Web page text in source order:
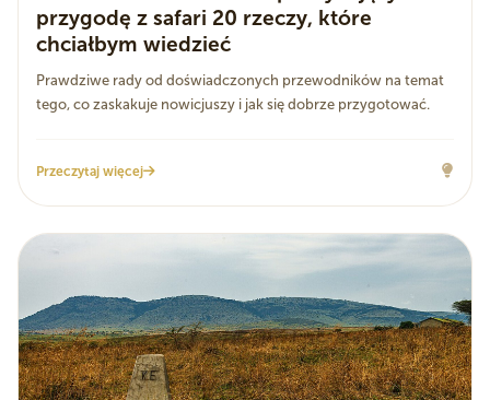
przygodę z safari 20 rzeczy, które
chciałbym wiedzieć
Prawdziwe rady od doświadczonych przewodników na temat
tego, co zaskakuje nowicjuszy i jak się dobrze przygotować.
Przeczytaj więcej